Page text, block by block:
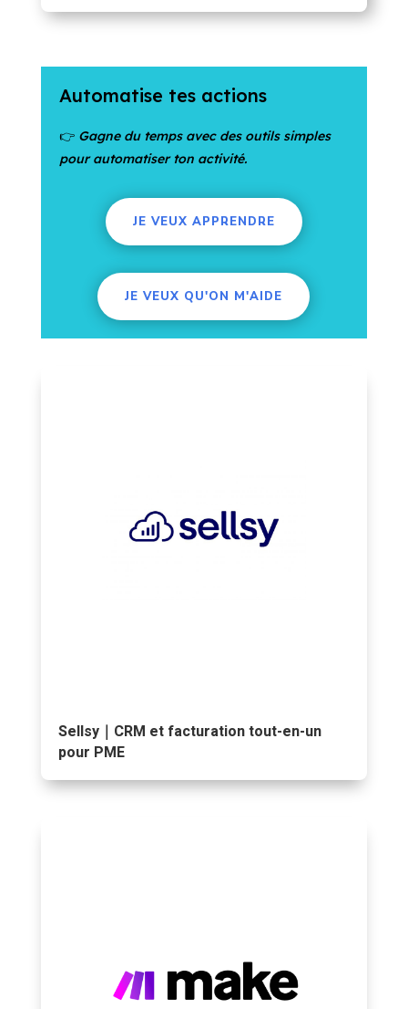
Automatise tes actions
👉 Gagne du temps avec des outils simples
pour automatiser ton activité.
JE VEUX APPRENDRE
JE VEUX QU'ON M'AIDE
Sellsy｜CRM et facturation tout-en-un
pour PME